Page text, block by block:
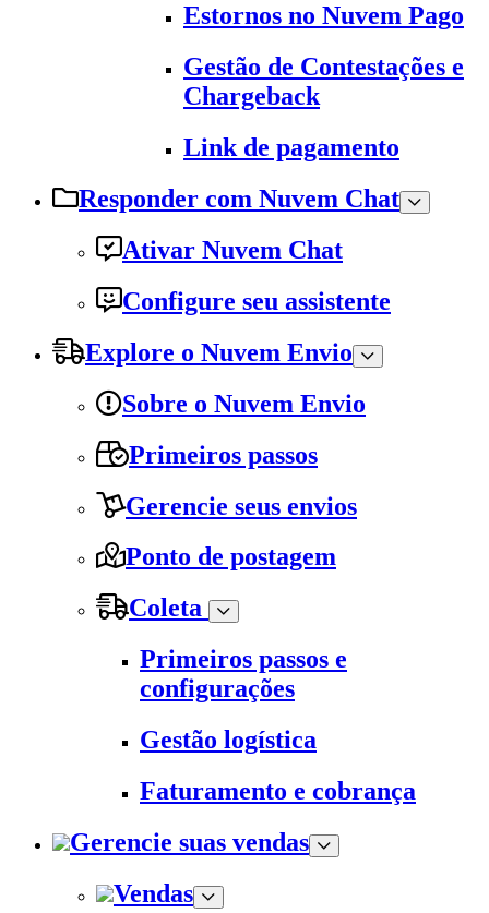
Estornos no Nuvem Pago
Gestão de Contestações e
Chargeback
Link de pagamento
Responder com Nuvem Chat
Ativar Nuvem Chat
Configure seu assistente
Explore o Nuvem Envio
Sobre o Nuvem Envio
Primeiros passos
Gerencie seus envios
Ponto de postagem
Coleta
Primeiros passos e
configurações
Gestão logística
Faturamento e cobrança
Gerencie suas vendas
Vendas